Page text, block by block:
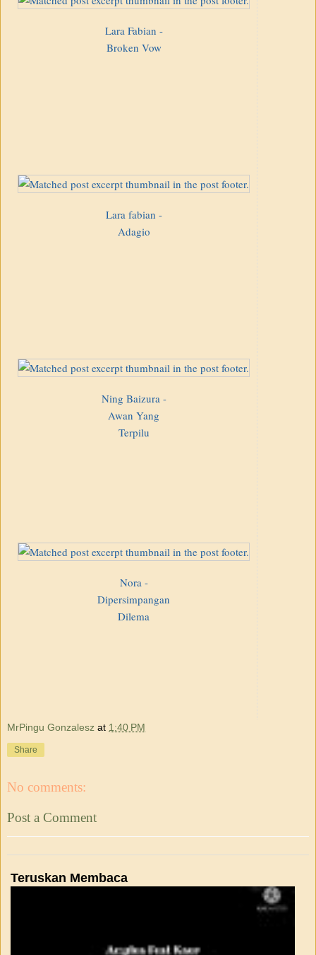
Lara Fabian -
Broken Vow
Lara fabian -
Adagio
Ning Baizura -
Awan Yang
Terpilu
Nora -
Dipersimpangan
Dilema
MrPingu Gonzalesz at 1:40 PM
Share
No comments:
Post a Comment
Teruskan Membaca